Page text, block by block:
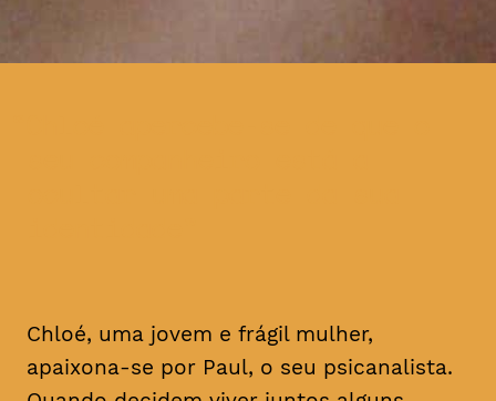
Chloé, uma jovem e frágil mulher,
apaixona-se por Paul, o seu psicanalista.